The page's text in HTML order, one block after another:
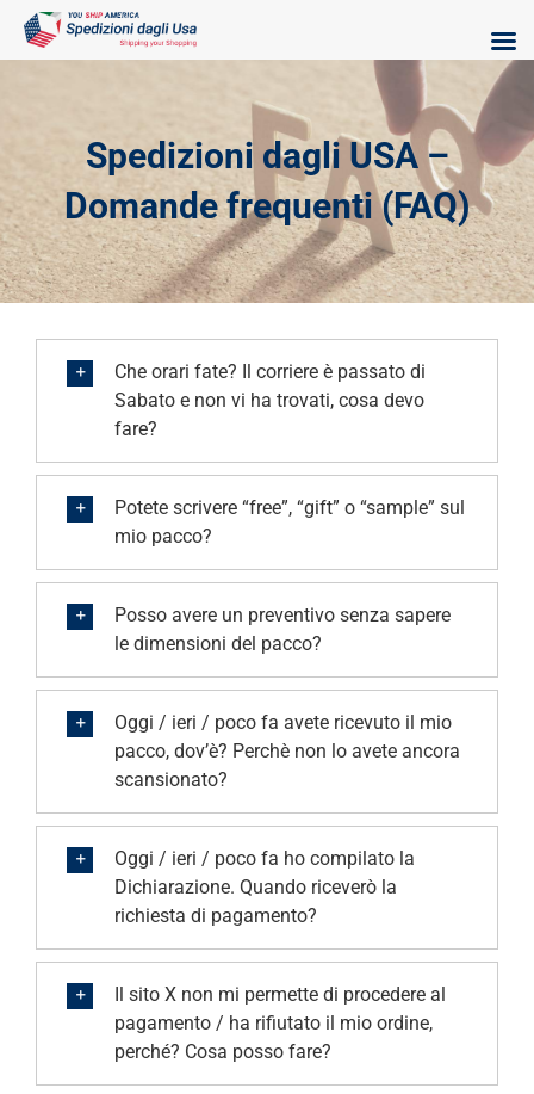
Spedizioni dagli USA –
Domande frequenti (FAQ)
Che orari fate? Il corriere è passato di
Sabato e non vi ha trovati, cosa devo
fare?
Potete scrivere “free”, “gift” o “sample” sul
mio pacco?
Posso avere un preventivo senza sapere
le dimensioni del pacco?
Oggi / ieri / poco fa avete ricevuto il mio
pacco, dov’è? Perchè non lo avete ancora
scansionato?
Oggi / ieri / poco fa ho compilato la
Dichiarazione. Quando riceverò la
richiesta di pagamento?
Il sito X non mi permette di procedere al
pagamento / ha rifiutato il mio ordine,
perché? Cosa posso fare?